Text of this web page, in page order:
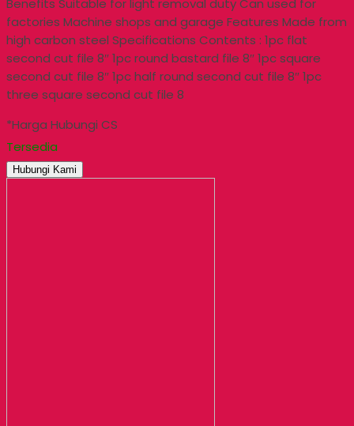
Benefits Suitable for light removal duty Can used for
factories Machine shops and garage Features Made from
high carbon steel Specifications Contents : 1pc flat
second cut file 8″ 1pc round bastard file 8″ 1pc square
second cut file 8″ 1pc half round second cut file 8″ 1pc
three square second cut file 8
*Harga Hubungi CS
Tersedia
Hubungi Kami